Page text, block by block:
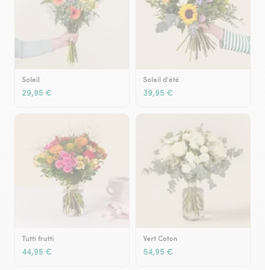
Soleil
29,95 €
Soleil d'été
39,95 €
Tutti frutti
44,95 €
Vert Coton
54,95 €